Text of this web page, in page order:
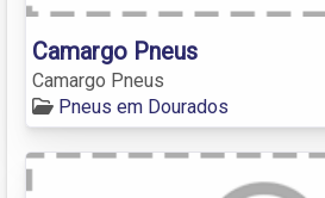
Camargo Pneus
Camargo Pneus
Pneus em Dourados